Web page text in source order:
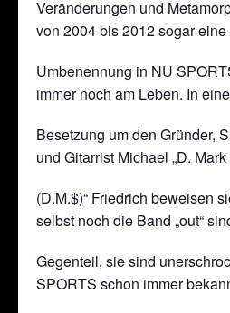
Veränderungen und
von 2004 bis 2012 sogar eine
Umbenennung in NU
immer noch am Leben. In
Besetzung um den Gründer,
und Gitarrist Michael „D.
(D.M.$)“ Friedrich beweisen
selbst noch die Band „out“
Gegenteil, sie sind
SPORTS schon immer